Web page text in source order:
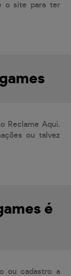
o site para ter
Reclame Aqui.
ou talvez
é
ou cadastro a